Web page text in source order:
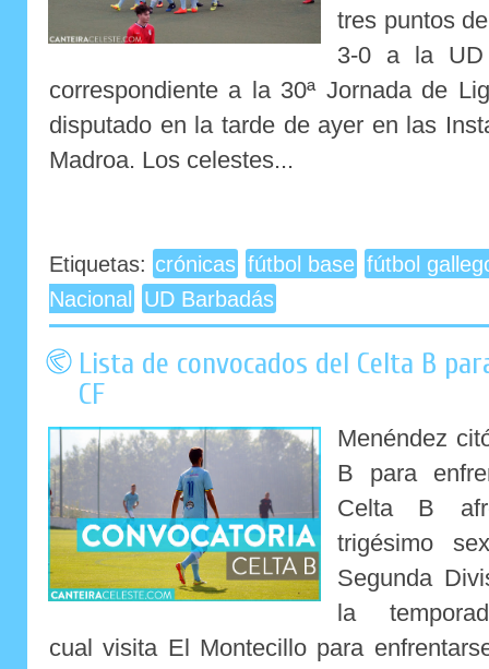
tres puntos
3-0 a la UD
correspondiente a la 30ª Jornada de
disputado en la tarde de ayer en las
Madroa. Los celestes...
Etiquetas: crónicas fútbol base fútbol
Nacional UD Barbadás
Lista de convocados del Celta B
CF
Menéndez
B para
Celta B
trigésimo
Segunda
la
cual visita El Montecillo para